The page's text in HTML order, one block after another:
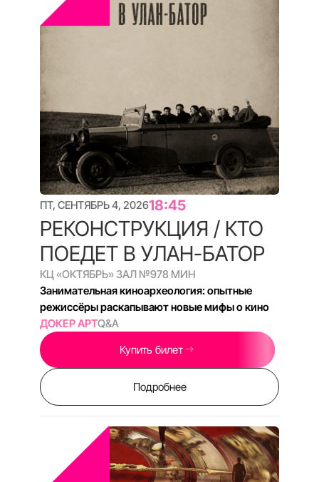
ДОК ТЕРАПИЯ
Дискуссия
Купить билет
СБ, СЕНТЯБРЬ 5, 2026 14:00
МЕЖДУ РЕАЛЬНОСТЬЮ
И ВЫМЫСЛОМ
КЦ «ОКТЯБРЬ» ЗАЛ №875 МИН
курса МШНК ищут собственный киноязык
НОВАЯ ШКОЛА
Купить билет